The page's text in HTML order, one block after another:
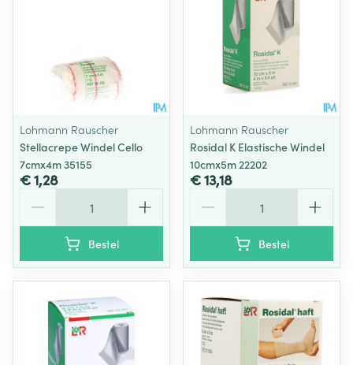
Lohmann Rauscher
Stellacrepe Windel Cello
7cmx4m 35155
€ 1,28
Bestel
Lohmann Rauscher
Rosidal K Elastische Windel
10cmx5m 22202
€ 13,18
Bestel